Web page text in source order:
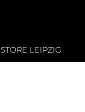
STORE LEIPZIG